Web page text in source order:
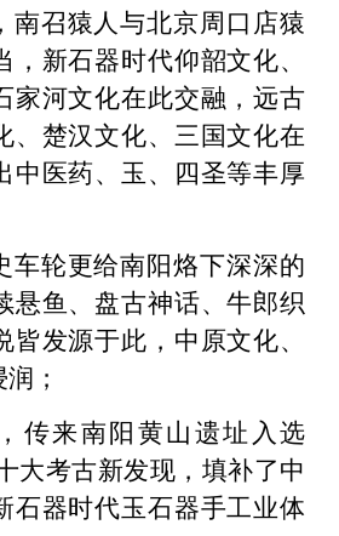
南召猿人与北京周口店猿
，新石器时代仰韶文化、
家河文化在此交融，远古
、楚汉文化、三国文化在
中医药、玉、四圣等丰厚
车轮更给南阳烙下深深的
悬鱼、盘古神话、牛郎织
发源于此，中原文化、
；
传来南阳黄山遗址入选
大考古新发现，填补了中
石器时代玉石器手工业体